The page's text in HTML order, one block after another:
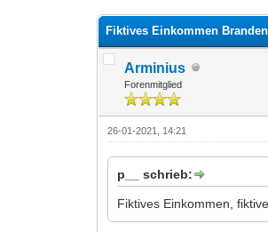
Fiktives Einkommen
Arminius
Forenmitglied
26-01-2021, 14:21
p__ schrieb:
Fiktives Einkommen, fiktive